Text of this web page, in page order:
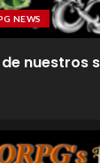
NEWS
de nuestros